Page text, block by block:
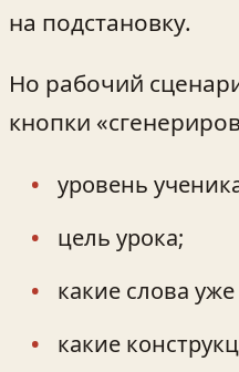
на подстановку.
Но рабочий
кнопки
уровень
цель урока;
какие слова
какие